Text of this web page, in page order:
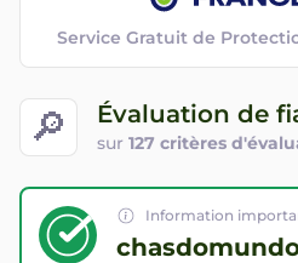
🔎 Évaluation de
sur 127 critères
Service Gratuit de
Information